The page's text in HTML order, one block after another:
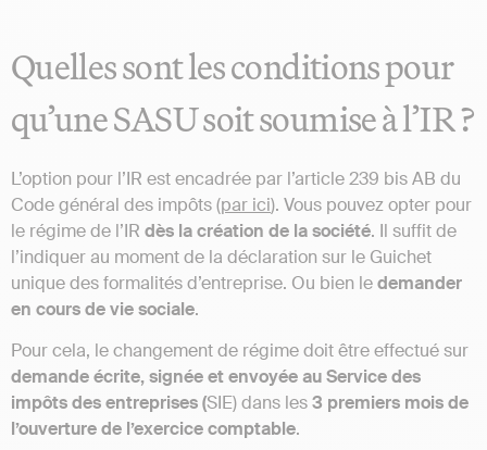
Quelles sont les conditions pour
qu’une SASU soit soumise à l’IR ?
L’option pour l’IR est encadrée par l’article 239 bis AB du
Code général des impôts (par ici). Vous pouvez opter pour
le régime de l’IR dès la création de la société. Il suffit de
l’indiquer au moment de la déclaration sur le Guichet
unique des formalités d’entreprise. Ou bien ledemander
en cours de vie sociale.
Pour cela, le changement de régime doit être effectué sur
demande écrite, signée et envoyée au Service des
impôts des entreprises (SIE) dans les3 premiers mois de
l’ouverture de l’exercice comptable.